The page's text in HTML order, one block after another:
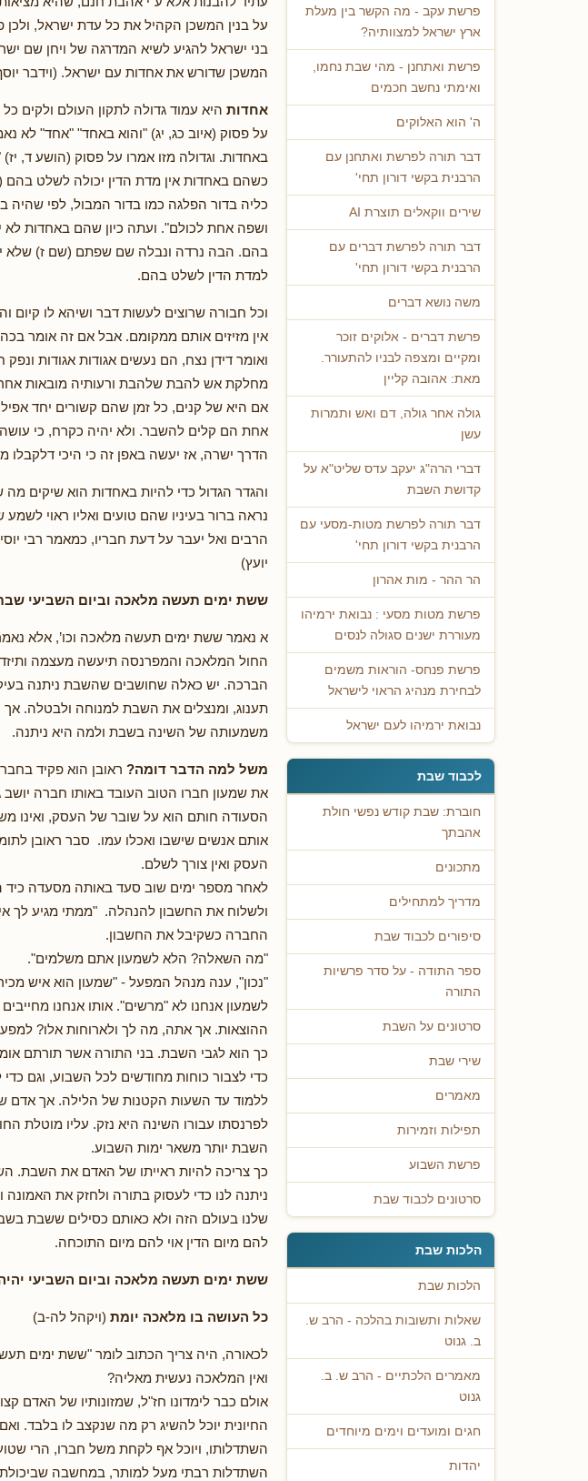
פרשת עקב - מה הקשר בין מעלת
ארץ ישראל למצוותיה?
פרשת ואתחנן - מהי שבת נחמו,
ואימתי נחשב חכמים
ה' הוא האלוקים
דבר תורה לפרשת ואתחנן עם
הרבנית בקשי דורון תחי'
שירים ווקאלים תוצרת AI
דבר תורה לפרשת דברים עם
הרבנית בקשי דורון תחי'
משה נושא דברים
פרשת דברים - אלוקים זוכר
ומקיים ומצפה לבניו להתעורר.
מאת: אהובה קליין
גולה אחר גולה, דם ואש ותמרות
עשן
דברי הרה"ג יעקב עדס שליט"א על
קדושת השבת
דבר תורה לפרשת מטות-מסעי עם
הרבנית בקשי דורון תחי'
הר ההר - מות אהרון
פרשת מטות מסעי : נבואת ירמיהו
מעוררת ישנים סגולה לנסים
פרשת פנחס- הוראות משמים
לבחירת מנהיג הראוי לישראל
נבואת ירמיהו לעם ישראל
לכבוד שבת
חוברת: שבת קודש נפשי חולת
אהבתך
מתכונים
מדריך למתחילים
סיפורים לכבוד שבת
ספר התודה - על סדר פרשיות
התורה
סרטונים על השבת
שירי שבת
מאמרים
תפילות וזמירות
פרשת השבוע
סרטונים לכבוד שבת
הלכות שבת
הלכות שבת
שאלות ותשובות בהלכה - הרב ש.
ב. גנוט
מאמרים הלכתיים - הרב ש. ב.
גנוט
חגים ומועדים וימים מיוחדים
יהדות
על בנין המשכן הקהיל את כל עדת ישראל,
בני ישראל להגיע לשיא המדרגה של ויחן שם
המשכן שדורש את אחדות עם ישראל. (וידבר
אחדות היא עמוד גדולה לתקון העולם ולקים
על פסוק (איוב כג, יג) "והוא באחד" "אחד" לא
באחדות. וגדולה מזו אמרו על פסוק (הושע ד,
כשהם באחדות אין מדת הדין יכולה לשלט
כליה בדור הפלגה כמו בדור המבול, לפי
ושפה אחת לכולם". ועתה כיון שהם באחדות לא
בהם. הבה נרדה ונבלה שם שפתם (שם ז) שלא
למדת הדין לשלט בהם.
וכל חבורה שרוצים לעשות דבר ושיהא לו קיום
אין מזיזים אותם ממקומם. אבל אם זה אומר
ואומר דידן נצח, הם נעשים אגודות אגודות
מחלקת אש להבת שלהבת ורעותיה מובאות
אם היא של קנים, כל זמן שהם קשורים יחד
אחת הם קלים להשבר. ולא יהיה כקרח, כי
הדרך ישרה, אז יעשה באפן זה כי היכי דלקבלו
והגדר הגדול כדי להיות באחדות הוא שיקים
נראה ברור בעיניו שהם טועים ואליו ראוי
הרבים ואל יעבר על דעת חבריו, כמאמר רבי
יועץ)
ששת ימים תעשה מלאכה וביום השביעי
א נאמר ששת ימים תעשה מלאכה וכו’, אלא
החול המלאכה והמפרנסה תיעשה מעצמה
הברכה. יש כאלה שחושבים שהשבת ניתנה
תענוג, ומנצלים את השבת למנוחה ולבטלה. אך
משמעותה של השינה בשבת ולמה היא ניתנה.
משל למה הדבר דומה? ראובן הוא פקיד
את שמעון חברו הטוב העובד באותו חברה
הסעודה חותם הוא על שובר של העסק, ואינו
אותם אנשים שישבו ואכלו עמו. סבר ראובן
העסק ואין צורך לשלם.
לאחר מספר ימים שוב סעד באותה מסעדה
ולשלוח את החשבון להנהלה. "ממתי מגיע לך
החברה כשקיבל את החשבון.
"מה השאלה? הלא לשמעון אתם משלמים".
"נכון", ענה מנהל המפעל - "שמעון הוא איש
לשמעון אנחנו לא "מרשים". אותו אנחנו
ההוצאות. אך אתה, מה לך ולארוחות אלו?
כך הוא לגבי השבת. בני התורה אשר תורתם
כדי לצבור כוחות מחודשים לכל השבוע, וגם
ללמוד עד השעות הקטנות של הלילה. אך אדם
לפרנסתו עבורו השינה היא נזק. עליו מוטלת
השבת יותר משאר ימות השבוע.
כך צריכה להיות ראייתו של האדם את השבת.
ניתנה לנו כדי לעסוק בתורה ולחזק את
שלנו בעולם הזה ולא כאותם כסילים ששבת
להם מיום הדין אוי להם מיום התוכחה.
ששת ימים תעשה מלאכה וביום השביעי
כל העושה בו מלאכה יומת (ויקהל לה-ב)
לכאורה, היה צריך הכתוב לומר "ששת ימים
ואין המלאכה נעשית מאליה?
אולם כבר לימדונו חז"ל, שמזונותיו של האדם
החיונית יוכל להשיג רק מה שנקצב לו בלבד.
השתדלותו, ויוכל אף לקחת משל חברו, הרי
השתדלות רבתי מעל למותר, במחשבה שביכולתם